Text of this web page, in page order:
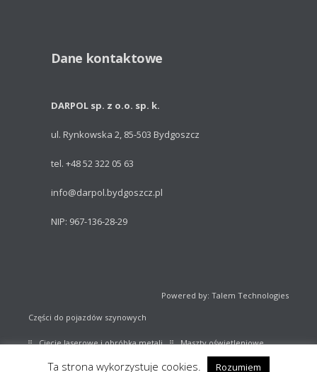
Dane kontaktowe
DARPOL sp. z o.o. sp. k.
ul. Rynkowska 2, 85-503 Bydgoszcz
tel. +48 52 322 05 63
info@darpol.bydgoszcz.pl
NIP: 967-136-28-29
Powered by: Talem Technologies
Części do pojazdów szynowych
Cięcie laserowe i obróbka metali Maszty oświetleniowe
Sprzęt sportowy Katalog części kolejowych
Ta strona wykorzystuje cookies. Rozumiem